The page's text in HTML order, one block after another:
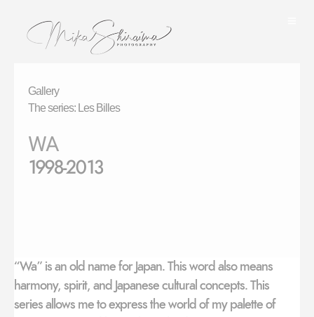
Gallery
The series: Les Billes
WA
1998-2013
“Wa” is an old name for Japan. This word also means
harmony, spirit, and Japanese cultural concepts. This
series allows me to express the world of my palette of